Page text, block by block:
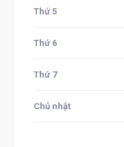
Thứ 5
Thứ 6
Thứ 7
Chủ nhật